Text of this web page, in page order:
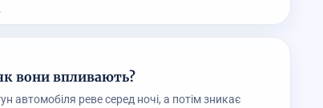
вони впливають?
автомобіля реве серед ночі, а потім зникає